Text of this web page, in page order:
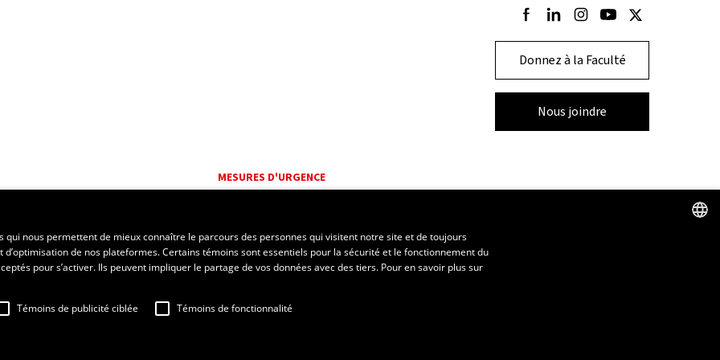
Suivez-nous sur Facebook
Suivez-nous sur LinkedIn
Suivez-nous sur Instagram
Suivez-nous sur
Suivez-nous sur
Donnez à la Faculté
Nous joindre
MESURES D'URGENCE
qui nous permettent de mieux connaître le parcours des personnes qui visitent notre site et de toujours
de nos plateformes. Certains témoins sont essentiels pour la sécurité et le fonctionnement du
pour s’activer. Ils peuvent impliquer le partage de vos données avec des tiers. Pour en savoir plus sur
Témoins de publicité ciblée Témoins de fonctionnalité